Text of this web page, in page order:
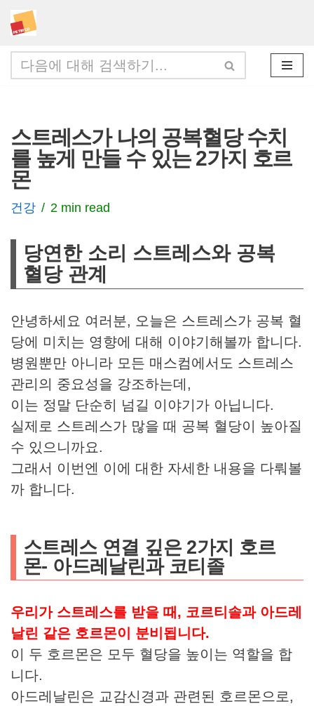
콘
텐
츠
너
뛰
기
스트레스가 나의 공복혈당 수치
를 높게 만들 수 있는 2가지 호르
몬
건강 2 min read
당연한 소리 스트레스와 공복
혈당 관계
안녕하세요 여러분, 오늘은 스트레스가 공복 혈
당에 미치는 영향에 대해 이야기해볼까 합니다.
병원뿐만 아니라 모든 매스컴에서도 스트레스
관리의 중요성을 강조하는데,
이는 정말 단순히 넘길 이야기가 아닙니다.
실제로 스트레스가 많을 때 공복 혈당이 높아질
수 있으니까요.
그래서 이번엔 이에 대한 자세한 내용을 다뤄볼
까 합니다.
스트레스 연결 깊은 2가지 호르
몬- 아드레날린과 코티졸
우리가 스트레스를 받을 때, 코르티솔과 아드레
날린 같은 호르몬이 분비됩니다.
이 두 호르몬은 모두 혈당을 높이는 역할을 합
니다.
아드레날린은 교감신경과 관련된 호르몬으로,